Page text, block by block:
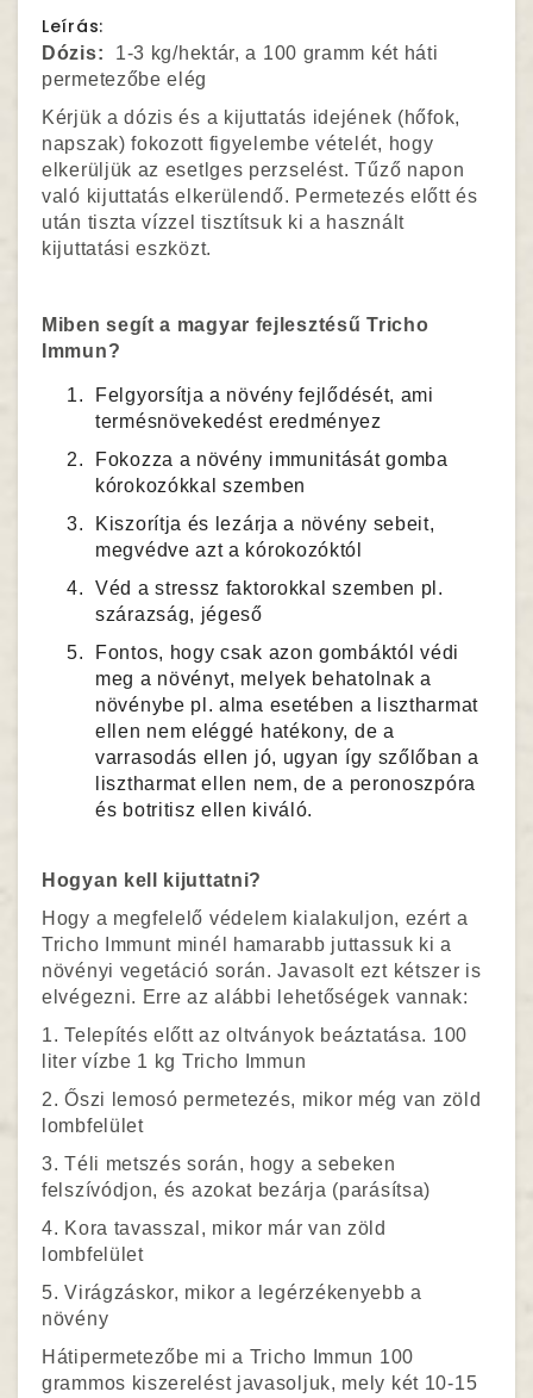
Leírás:
Dózis:
1-3 kg/hektár, a 100 gramm két háti
permetezőbe elég
Kérjük a dózis és a kijuttatás idejének (hőfok,
napszak) fokozott figyelembe vételét, hogy
elkerüljük az esetlges perzselést. Tűző napon
való kijuttatás elkerülendő. Permetezés előtt és
után tiszta vízzel tisztítsuk ki a használt
kijuttatási eszközt.
Miben segít a magyar fejlesztésű Tricho
Immun?
Felgyorsítja a növény fejlődését, ami
termésnövekedést eredményez
Fokozza a növény immunitását gomba
kórokozókkal szemben
Kiszorítja és lezárja a növény sebeit,
megvédve azt a kórokozóktól
Véd a stressz faktorokkal szemben pl.
szárazság, jégeső
Fontos, hogy csak azon gombáktól védi
meg a növényt, melyek behatolnak a
növénybe pl. alma esetében a lisztharmat
ellen nem eléggé hatékony, de a
varrasodás ellen jó, ugyan így szőlőban a
lisztharmat ellen nem, de a peronoszpóra
és botritisz ellen kiváló.
Hogyan kell kijuttatni?
Hogy a megfelelő védelem kialakuljon, ezért a
Tricho Immunt minél hamarabb juttassuk ki a
növényi vegetáció során. Javasolt ezt kétszer is
elvégezni. Erre az alábbi lehetőségek vannak:
1. Telepítés előtt az oltványok beáztatása. 100
liter vízbe 1 kg Tricho Immun
2. Őszi lemosó permetezés, mikor még van zöld
lombfelület
3. Téli metszés során, hogy a sebeken
felszívódjon, és azokat bezárja (parásítsa)
4. Kora tavasszal, mikor már van zöld
lombfelület
5. Virágzáskor, mikor a legérzékenyebb a
növény
Hátipermetezőbe mi a Tricho Immun 100
grammos kiszerelést javasoljuk, mely két 10-15